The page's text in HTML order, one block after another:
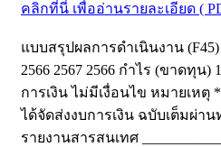
คลิกที่นี่ เพื่ออ่านรายละเอียด (
แบบสรุปผลการดำเนินงาน
2566 2567 2566 กำไร (ขาดทุน
การเงิน ไม่มีเงื่อนไข หมายเห
ได้จัดส่งงบการเงิน ฉบับเต็มผ่า
รายงานสารสนเทศ